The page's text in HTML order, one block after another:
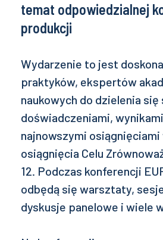
temat odpowiedzialnej
produkcji
Wydarzenie to jest
praktyków, ekspertów
naukowych do dzielenia się
doświadczeniami,
najnowszymi osiągnięciami
osiągnięcia Celu
12. Podczas konferencji
odbędą się warsztaty,
dyskusje panelowe i wiele